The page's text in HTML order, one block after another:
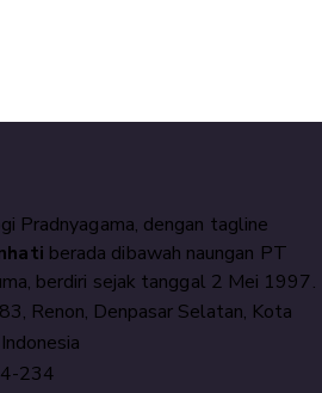
Pradnyagama, dengan tagline
berada dibawah naungan PT
berdiri sejak tanggal 2 Mei 1997.
Renon, Denpasar Selatan, Kota
234